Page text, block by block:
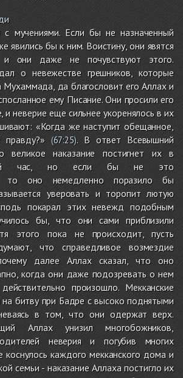
мучениями. Если бы не назначенный
явились бы к ним. Воистину, они явятся
они даже не почувствуют этого.
о невежестве грешников, которые
Мухаммада, да благословит его Аллах и
ему Писание. Они просили его
и неверие еще сильнее укоренялось в их
«Когда же наступит обещанное,
(67:25). В ответ Всевышний
великое наказание постигнет их в
час, но если бы не это
то оно немедленно поразило бы
уверовать и торопит лютую
покарал этих невежд подобным
бы, что они сами приблизили
этого пока не происходит, пусть
что справедливое возмездие
далее Аллах сказал, что оно
когда они даже подозревать о нем
произошло. Мекканские
битву при Бадре с высоко поднятыми
в том, что они одержат верх.
Аллах унизил многобожников,
неверия и погубив многих
коснулось каждого мекканского дома и
семьи - наказание Аллаха постигло их